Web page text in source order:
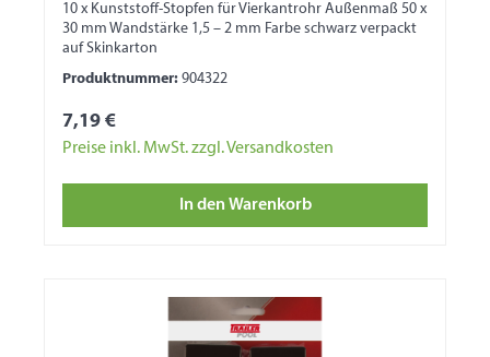
10 x Kunststoff-Stopfen für Vierkantrohr Außenmaß 50 x
30 mm Wandstärke 1,5 – 2 mm Farbe schwarz verpackt
auf Skinkarton
Produktnummer: 904322
7,19 €
Preise inkl. MwSt. zzgl. Versandkosten
In den Warenkorb